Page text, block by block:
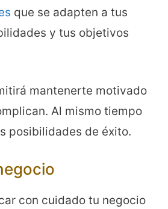
que se adapten a tus
y tus objetivos
mantenerte motivado
Al mismo tiempo
posibilidades de éxito.
con cuidado tu negocio